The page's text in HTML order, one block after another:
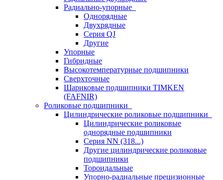
Радиально-упорные
Однорядные
Двухрядные
Серия QJ
Другие
Упорные
Гибридные
Высокотемпературные подшипники
Сверхточные
Шариковые подшипники TIMKEN
(FAFNIR)
Роликовые подшипники
Цилиндрические роликовые подшипники
Цилиндрические роликовые
однорядные подшипники
Серия NN (318...)
Другие цилиндрические роликовые
подшипники
Тороидальные
Упорно-радиальные прецизионные